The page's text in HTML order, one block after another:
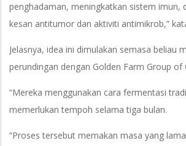
penghadaman, meningkatkan sistem imun,
kesan antitumor dan aktiviti antimikrob,”
Jelasnya, idea ini dimulakan semasa beliau
perundingan dengan Golden Farm Group of
“Mereka menggunakan cara fermentasi
memerlukan tempoh selama tiga bulan.
“Proses tersebut memakan masa yang